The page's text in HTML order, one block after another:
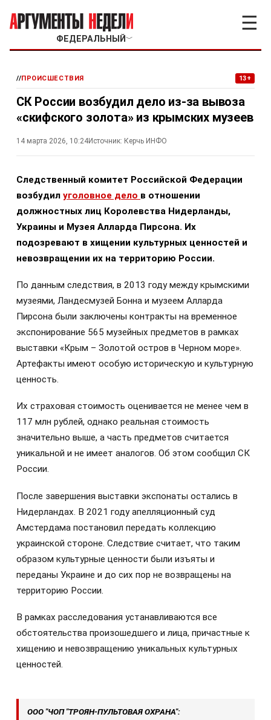
ФЕДЕРАЛЬНЫЙ ﹀
☰
//ПРОИСШЕСТВИЯ 13+
СК России возбудил дело из-за вывоза
«скифского золота» из крымских музеев
14 марта 2026, 10:24Источник: Керчь ИНФО
Следственный комитет Российской Федерации
возбудил уголовное дело в отношении
должностных лиц Королевства Нидерланды,
Украины и Музея Алларда Пирсона. Их
подозревают в хищении культурных ценностей и
невозвращении их на территорию России.
По данным следствия, в 2013 году между крымскими
музеями, Ландесмузей Бонна и музеем Алларда
Пирсона были заключены контракты на временное
экспонирование 565 музейных предметов в рамках
выставки «Крым – Золотой остров в Черном море».
Артефакты имеют особую историческую и культурную
ценность.
Их страховая стоимость оценивается не менее чем в
117 млн рублей, однако реальная стоимость
значительно выше, а часть предметов считается
уникальной и не имеет аналогов. Об этом сообщил СК
России.
После завершения выставки экспонаты остались в
Нидерландах. В 2021 году апелляционный суд
Амстердама постановил передать коллекцию
украинской стороне. Следствие считает, что таким
образом культурные ценности были изъяты и
переданы Украине и до сих пор не возвращены на
территорию России.
В рамках расследования устанавливаются все
обстоятельства произошедшего и лица, причастные к
хищению и невозвращению уникальных культурных
ценностей.
ООО "ЧОП "ТРОЯН-ПУЛЬТОВАЯ ОХРАНА":